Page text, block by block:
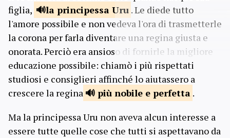
figlia,
la principessa Uru . Le diede tutto
l'amore possibile e non vedeva l'ora di trasmetterle
la corona per farla diventare una regina giusta e
onorata. Perciò era ansioso di fornirle la migliore
educazione possibile: chiamò i più rispettati
studiosi e consiglieri affinché lo aiutassero a
crescere la regina
più nobile e perfetta .
Ma la principessa Uru non aveva alcun interesse a
essere tutte quelle cose che tutti si aspettavano da